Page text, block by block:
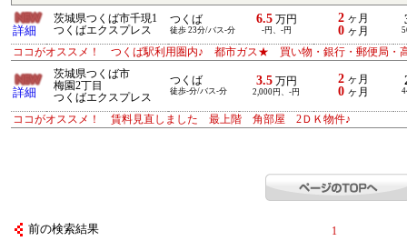
詳細
茨城県つくば市千現1
つくばエクスプレス
つくば
徒歩 23分/バス-分
6.5万円
-円、-円
2 ヶ月
0 ヶ月
ココがオススメ！ つくば駅利用圏内♪ 都市ガス★ 買い物・銀行・郵便局・
詳細
茨城県つくば市
梅園2丁目
つくばエクスプレス
つくば
徒歩-分/バス-分
3.5万円
2,000円、-円
2 ヶ月
0 ヶ月
ココがオススメ！ 賃料見直しました 最上階 角部屋 2ＤＫ物件♪
前の検索結果 1